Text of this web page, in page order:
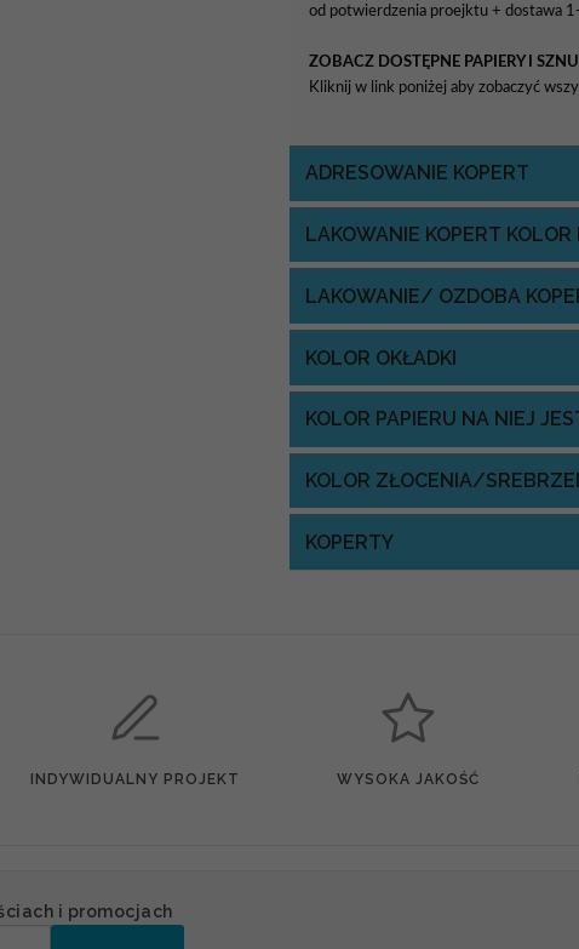
od potwierdzenia proejktu + dostawa
ZOBACZ DOSTĘPNE PAPIERY I
Kliknij w link poniżej aby zobaczyć
ADRESOWANIE KOPERT
LAKOWANIE KOPERT KOLOR
LAKOWANIE/ OZDOBA
KOLOR OKŁADKI
KOLOR PAPIERU NA NIEJ
KOLOR ZŁOCENIA/
KOPERTY
INDYWIDUALNY PROJEKT WYSOKA JAKOŚĆ
i promocjach